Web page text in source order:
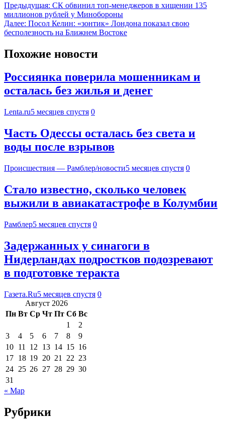
Предыдущая: СК обвинил топ-менеджеров в хищении 135
миллионов рублей у Минобороны
Далее: Посол Келин: «зонтик» Лондона показал свою
бесполезность на Ближнем Востоке
Похожие новости
Россиянка поверила мошенникам и
осталась без жилья и денег
Lenta.ru5 месяцев спустя 0
Часть Одессы осталась без света и
воды после взрывов
Происшествия — Рамблер/новости5 месяцев спустя 0
Стало известно, сколько человек
выжили в авиакатастрофе в Колумбии
Рамблер5 месяцев спустя 0
Задержанных у синагоги в
Нидерландах подростков подозревают
в подготовке теракта
Газета.Ru5 месяцев спустя 0
Август 2026
Пн Вт Ср Чт Пт Сб Вс
1
2
3
4 5 6 7 8
9
10 11 12 13 14 15 16
17 18 19 20 21 22 23
24 25 26 27 28 29 30
31
« Мар
Рубрики